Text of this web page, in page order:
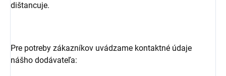
dištancuje.
Pre potreby zákazníkov uvádzame kontaktné údaje
nášho dodávateľa: